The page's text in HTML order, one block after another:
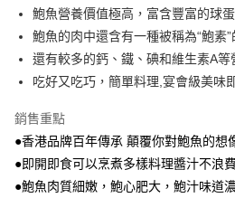
悠遊付
運送方式
全家取貨付款
7-11取貨付款
每筆NT$80，滿NT$499(含以上)免運費
鮑魚營養價值極高，富含豐富的球蛋
鮑魚的肉中還含有一種被稱為“鮑素”
還有較多的鈣、鐵、碘和維生素A等
吃好又吃巧，簡單料理,宴會級美味
銷售重點
●香港品牌百年傳承 顛覆你對鮑魚的想
●即開即食可以烹煮多樣料理醬汁不浪費
●鮑魚肉質細嫩，鮑心肥大，鮑汁味道